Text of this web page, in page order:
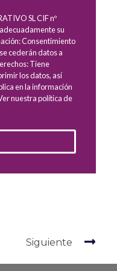
SL CIF nº
su
Consentimiento
cederán datos a
Tiene
los datos, así
en la información
nuestra política de
Siguiente